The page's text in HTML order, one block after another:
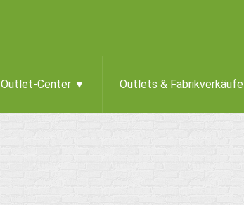
Outlet-Center ▼ Outlets &